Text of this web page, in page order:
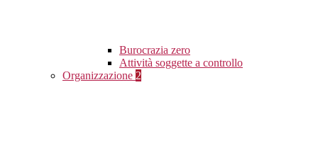
Burocrazia zero
Attività soggette a controllo
Organizzazione 2